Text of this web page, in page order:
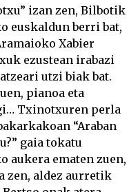
izan zen, Bilbotik
euskaldun berri bat,
Xabier
ezustean irabazi
utzi biak bat.
pianoa eta
Txinotxuren perla
“Araban
gaia tokatu
aukera ematen zuen,
zen, aldez aurretik